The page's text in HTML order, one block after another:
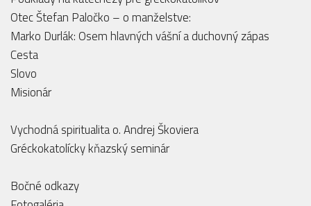
Otec Štefan Paločko – o manželstve:
Marko Durlák: Osem hlavných vášní a duchovný zápas
Cesta
Slovo
Misionár
Vychodná spiritualita o. Andrej Škoviera
Gréckokatolícky kňazský seminár
Bočné odkazy